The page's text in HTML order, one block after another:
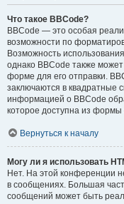
Что такое BBCode?
BBCode — это особая
возможности по
Возможность
однако BBCode также
форме для его отправки.
заключаются в квадратные
информацией о BBCode
которое доступна из
Вернуться к началу
Могу ли я использовать
Нет. На этой конференции
в сообщениях. Большая
сообщений может быть